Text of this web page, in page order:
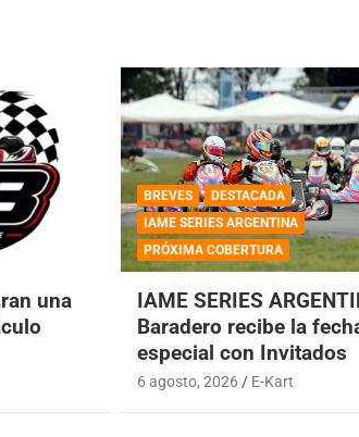
una
BREVES
DESTACADA
IAME SERIES ARGENTINA
PRÓXIMA COBERTURA
IAME SERIES
Baradero recibe la
especial con Invitados
6 agosto, 2026 E-Kart